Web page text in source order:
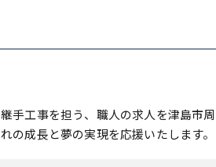
手工事を担う、職人の求人を津島市
の成長と夢の実現を応援いたします。